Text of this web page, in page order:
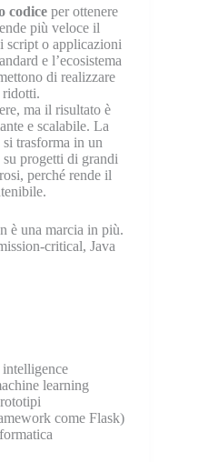
codice per ottenere
più veloce il
script o applicazioni
e l’ecosistema
di realizzare
ridotti.
ma il risultato è
e scalabile. La
si trasforma in un
progetti di grandi
perché rende il
è una marcia in più.
critical, Java
intelligence
learning
come Flask)